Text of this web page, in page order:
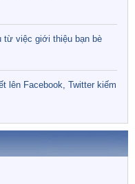
từ việc giới thiệu bạn bè
lên Facebook, Twitter kiếm